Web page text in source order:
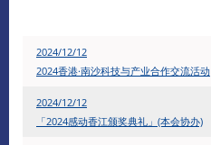
2024/12/12
2024香港·南沙科技与产业合作交流活动
2024/12/12
「2024感动香江颁奖典礼」(本会协办)